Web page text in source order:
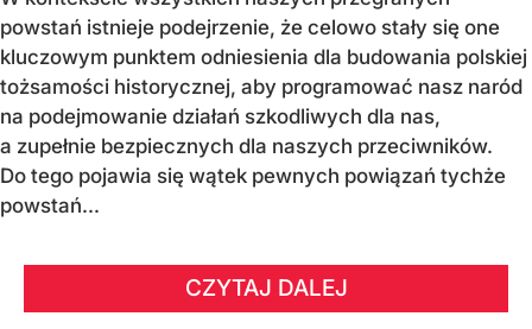
powstań istnieje podejrzenie, że celowo stały się one
kluczowym punktem odniesienia dla budowania polskiej
tożsamości historycznej, aby programować nasz naród
na podejmowanie działań szkodliwych dla nas,
a zupełnie bezpiecznych dla naszych przeciwników.
Do tego pojawia się wątek pewnych powiązań tychże
powstań...
CZYTAJ DALEJ